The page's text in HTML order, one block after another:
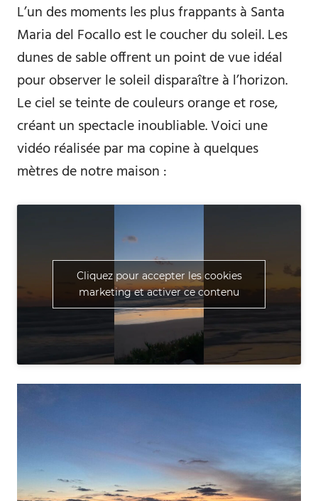
L’un des moments les plus frappants à Santa
Maria del Focallo est le coucher du soleil. Les
dunes de sable offrent un point de vue idéal
pour observer le soleil disparaître à l’horizon.
Le ciel se teinte de couleurs orange et rose,
créant un spectacle inoubliable. Voici une
vidéo réalisée par ma copine à quelques
mètres de notre maison :
Cliquez pour accepter les cookies
marketing et activer ce contenu